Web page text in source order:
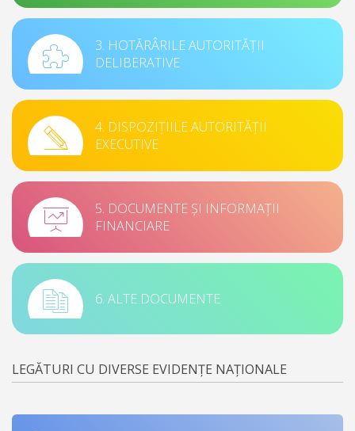
3. HOTĂRÂRILE AUTORITĂȚII
DELIBERATIVE
4. DISPOZIȚIILE AUTORITĂȚII
EXECUTIVE
5. DOCUMENTE ȘI INFORMAȚII
FINANCIARE
6. ALTE DOCUMENTE
LEGĂTURI CU DIVERSE EVIDENȚE NAȚIONALE